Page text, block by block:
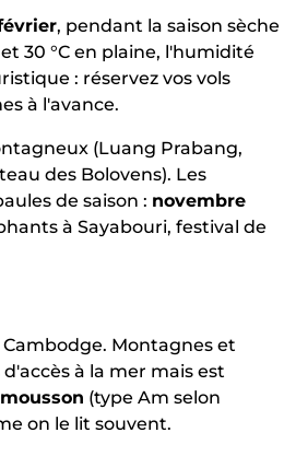
, pendant la saison sèche
30 °C en plaine, l'humidité
: réservez vos vols
à l'avance.
(Luang Prabang,
des Bolovens). Les
de saison : novembre
à Sayabouri, festival de
Montagnes et
à la mer mais est
(type Am selon
on le lit souvent.